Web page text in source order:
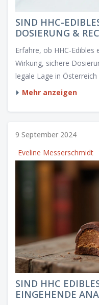
SIND HHC-
DOSIERUNG &
Erfahre, ob HHC-Edibles
Wirkung, sichere
legale Lage in
Mehr anzeigen
9 September 2024
Eveline Messerschmidt
SIND HHC
EINGEHENDE